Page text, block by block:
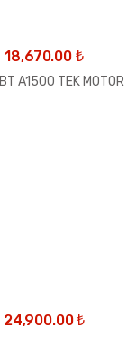
18,670.00 ₺
A1500 TEK MOTOR
24,900.00₺